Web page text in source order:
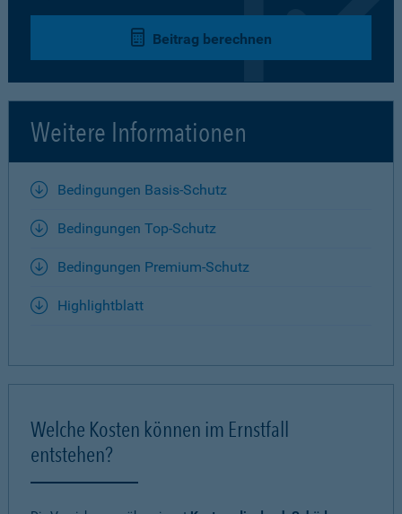
Beitrag berechnen
Weitere Informationen
Bedingungen Basis-Schutz
Bedingungen Top-Schutz
Bedingungen Premium-Schutz
Highlightblatt
Welche Kosten können im Ernstfall
entstehen?